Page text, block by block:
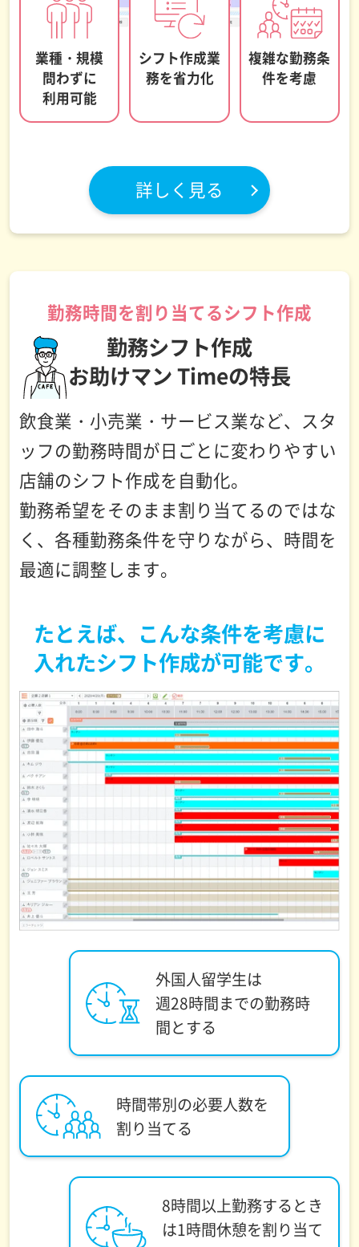
業種・規模
問わずに
利用可能
シフト作成業
務を省力化
複雑な勤務条
件を考慮
詳しく見る
勤務時間を割り当てるシフト作成
勤務シフト作成
お助けマン Timeの特長
飲食業・小売業・サービス業など、スタ
ッフの勤務時間が日ごとに変わりやすい
店舗のシフト作成を自動化。
勤務希望をそのまま割り当てるのではな
く、各種勤務条件を守りながら、時間を
最適に調整します。
たとえば、こんな条件を考慮に
入れたシフト作成が可能です。
外国人留学生は
週28時間までの勤務時
間とする
時間帯別の必要人数を
割り当てる
8時間以上勤務するとき
は1時間休憩を割り当て